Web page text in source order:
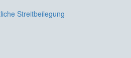
Streitbeilegung